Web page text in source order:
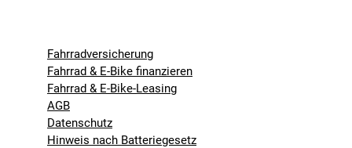
Fahrradversicherung
Fahrrad & E-Bike finanzieren
Fahrrad & E-Bike-Leasing
AGB
Datenschutz
Hinweis nach Batteriegesetz